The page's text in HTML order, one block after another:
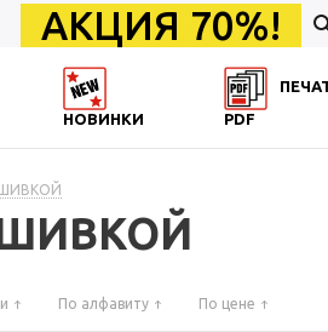
АКЦИЯ 70%!
НОВИНКИ
PDF
По алфавиту По цене